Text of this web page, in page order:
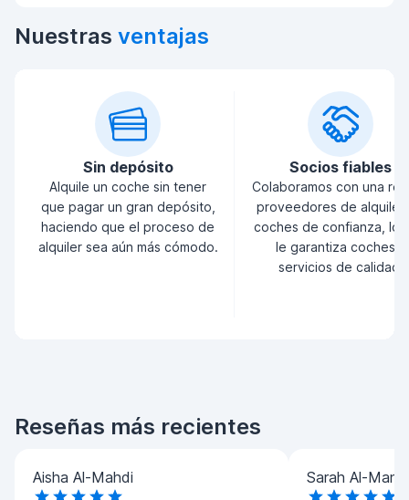
Nuestras ventajas
Sin depósito
Alquile un coche sin tener
que pagar un gran depósito,
haciendo que el proceso de
alquiler sea aún más cómodo.
Socios fiables
Colaboramos con una
proveedores de alquiler
coches de confianza, lo
le garantiza coches y
servicios de calidad.
Reseñas más recientes
Aisha Al-Mahdi Sarah Al-